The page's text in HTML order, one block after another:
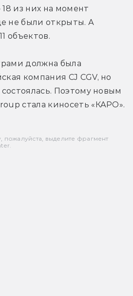
из них на момент
не были открыты. А
объектов.
должна была
компания CJ CGV, но
Поэтому новым
стала киносеть «КАРО».
пожалуйста, выделите фрагмент